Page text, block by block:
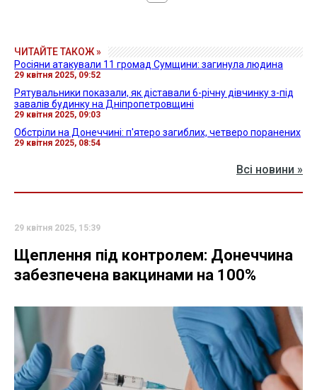
ЧИТАЙТЕ ТАКОЖ »
Росіяни атакували 11 громад Сумщини: загинула людина
29 квітня 2025, 09:52
Рятувальники показали, як діставали 6-річну дівчинку з-під
завалів будинку на Дніпропетровщині
29 квітня 2025, 09:03
Обстріли на Донеччині: п'ятеро загиблих, четверо поранених
29 квітня 2025, 08:54
Всі новини »
29 квітня 2025, 15:39
Щеплення під контролем: Донеччина
забезпечена вакцинами на 100%